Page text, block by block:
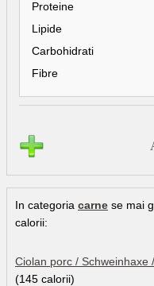
Proteine
Lipide
Carbohidrati
Fibre
In categoria carne se mai
calorii:
Ciolan porc / Schweinhaxe
(145 calorii)